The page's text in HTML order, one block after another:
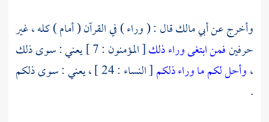
وأخرج عنأبي مالكقال : ( وراء ) في القرآن ( أمام ) كله ، غير
حرفينفمن ابتغى وراء ذلك
[ المؤمنون : 7 ] يعني : سوى ذلك
،وأحل لكم ما وراء ذلكم
[ النساء : 24 ] ، يعني : سوى ذلكم
.